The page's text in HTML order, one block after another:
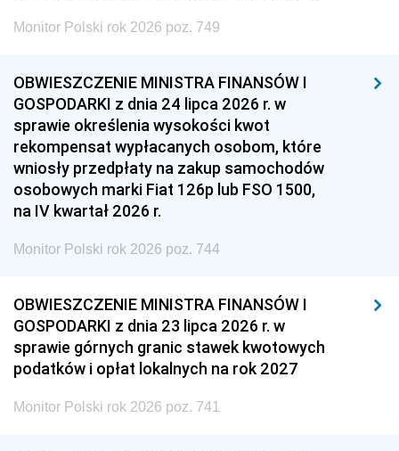
Monitor Polski rok 2026 poz. 749
OBWIESZCZENIE MINISTRA FINANSÓW I
GOSPODARKI z dnia 24 lipca 2026 r. w
sprawie określenia wysokości kwot
rekompensat wypłacanych osobom, które
wniosły przedpłaty na zakup samochodów
osobowych marki Fiat 126p lub FSO 1500,
na IV kwartał 2026 r.
Monitor Polski rok 2026 poz. 744
OBWIESZCZENIE MINISTRA FINANSÓW I
GOSPODARKI z dnia 23 lipca 2026 r. w
sprawie górnych granic stawek kwotowych
podatków i opłat lokalnych na rok 2027
Monitor Polski rok 2026 poz. 741